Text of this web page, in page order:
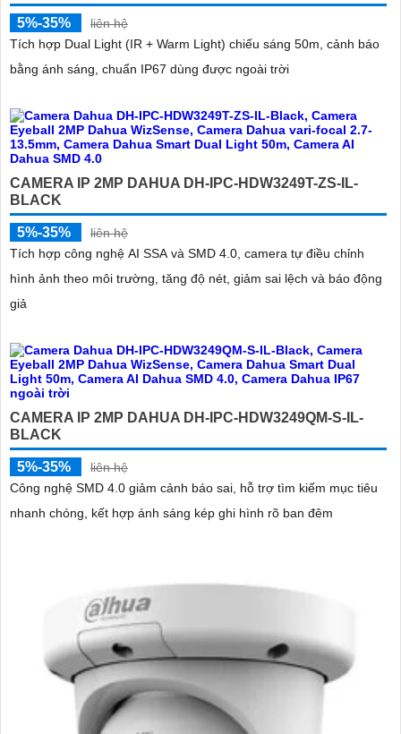
5%-35%
liên hệ
Tích hợp Dual Light (IR + Warm Light) chiếu sáng 50m, cảnh báo
bằng ánh sáng, chuẩn IP67 dùng được ngoài trời
CAMERA IP 2MP DAHUA DH-IPC-HDW3249T-ZS-IL-
BLACK
5%-35%
liên hệ
Tích hợp công nghệ AI SSA và SMD 4.0, camera tự điều chỉnh
hình ảnh theo môi trường, tăng độ nét, giảm sai lệch và báo động
giả
CAMERA IP 2MP DAHUA DH-IPC-HDW3249QM-S-IL-
BLACK
5%-35%
liên hệ
Công nghệ SMD 4.0 giảm cảnh báo sai, hỗ trợ tìm kiếm mục tiêu
nhanh chóng, kết hợp ánh sáng kép ghi hình rõ ban đêm